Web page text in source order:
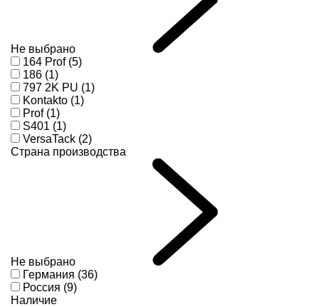
Не выбрано
164 Prof (5)
186 (1)
797 2K PU (1)
Kontakto (1)
Prof (1)
S401 (1)
VersaTack (2)
Страна производства
Не выбрано
Германия (36)
Россия (9)
Наличие